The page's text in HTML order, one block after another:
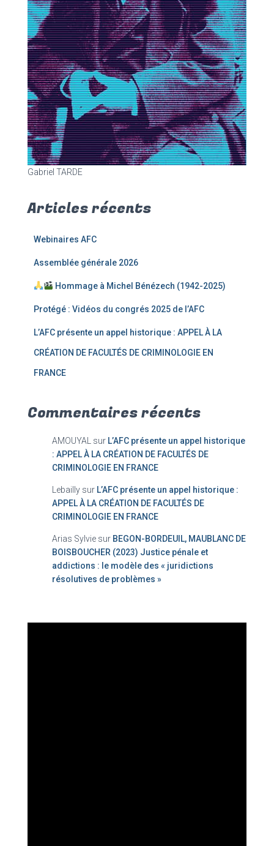
Gabriel TARDE
Articles récents
Webinaires AFC
Assemblée générale 2026
Hommage à Michel Bénézech (1942-2025)
Protégé : Vidéos du congrés 2025 de l’AFC
L’AFC présente un appel historique : APPEL À LA
CRÉATION DE FACULTÉS DE CRIMINOLOGIE EN
FRANCE
Commentaires récents
AMOUYAL sur L’AFC présente un appel historique
: APPEL À LA CRÉATION DE FACULTÉS DE
CRIMINOLOGIE EN FRANCE
Lebailly sur L’AFC présente un appel historique :
APPEL À LA CRÉATION DE FACULTÉS DE
CRIMINOLOGIE EN FRANCE
Arias Sylvie sur BEGON-BORDEUIL, MAUBLANC DE
BOISBOUCHER (2023) Justice pénale et
addictions : le modèle des « juridictions
résolutives de problèmes »